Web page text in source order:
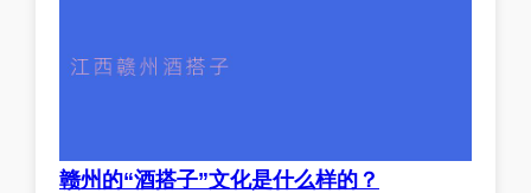
赣州的“酒搭子”文化是什么样的？